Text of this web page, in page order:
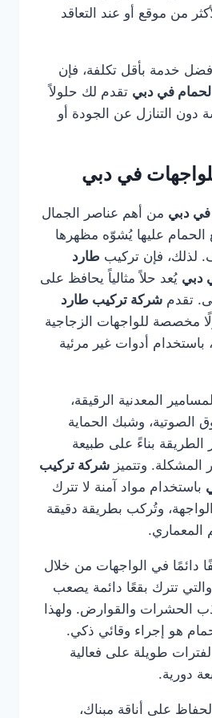
من موقع أو عند التعاقد
خدمة بأقل تكلفة، فإن
في دبي تقدم لك حلولاً
دون التنازل عن الجودة أو
في دبي
في دبي من أهم عناصر الجمال
الحمام عليها يُشوّه مظهرها
لذلك، فإن تركيب طارد
دبي يُعد حلاً مثالياً يحافظ على
تقدم شركة تركيب طارد
مخصصة للواجهات الزجاجية
باستخدام أدوات غير مرئية
المعدنية الرقيقة،
الصوتية، وشبك الحماية
الطريقة بناءً على طبيعة
المشكلة. وتتميز شركة تركيب
باستخدام مواد آمنة لا تترك
وتُركب بطريقة دقيقة
المعماري.
دائمًا في الواجهات من خلال
تترك بقعًا دائمة يصعب
الحشرات والقوارض. ولهذا
هو إجراء وقائي ذكي.
طويلة على فعالية
دورية.
على أناقة مبناك،